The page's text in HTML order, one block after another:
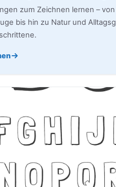
zum Zeichnen lernen –
bis hin zu Natur und